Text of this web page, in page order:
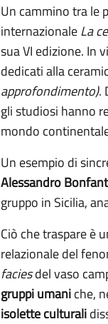
Un cammino tra le
internazionaleLa
sua VI edizione. In
dedicati alla
approfondimento).
gli studiosi hanno
mondo
Un esempio di
Alessandro
gruppo in Sicilia,
Ciò che traspare è
relazionale del
faciesdel vaso
gruppi umaniche,
isolette culturali